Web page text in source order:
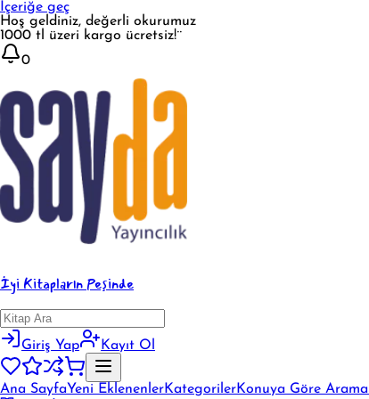
İçeriğe geç
Hoş geldiniz, değerli okurumuz
1000 tl üzeri kargo ücretsiz!¨
0
İyi Kitapların Peşinde
Giriş Yap Kayıt Ol
Ana SayfaYeni EklenenlerKategorilerKonuya Göre Arama